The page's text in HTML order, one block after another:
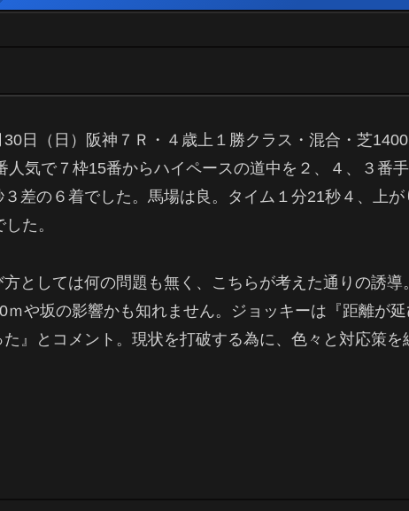
日（日）阪神７Ｒ・４歳上１勝クラス・混合・芝
人気で７枠15番からハイペースの道中を２、４、３番
差の６着でした。馬場は良。タイム１分21秒４、上
た。
としては何の問題も無く、こちらが考えた通りの誘導
ｍや坂の影響かも知れません。ジョッキーは『距離が
』とコメント。現状を打破する為に、色々と対応策を